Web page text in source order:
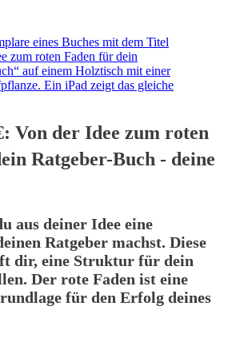
Von der Idee zum roten
Ratgeber-Buch - deine
aus deiner Idee eine
Ratgeber machst. Diese
dir, eine Struktur für dein
Der rote Faden ist eine
für den Erfolg deines